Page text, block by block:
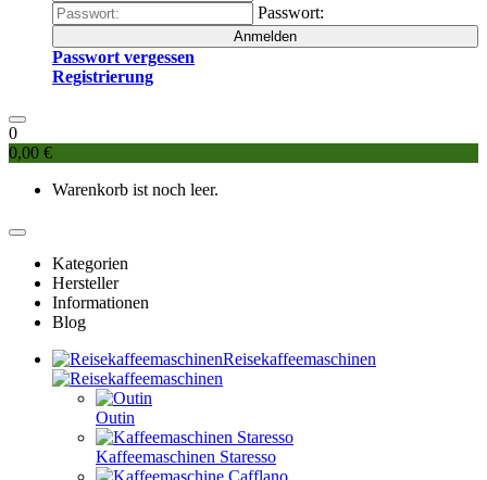
Passwort:
Anmelden
Passwort vergessen
Registrierung
0
0,00 €
Warenkorb ist noch leer.
Kategorien
Hersteller
Informationen
Blog
Reisekaffeemaschinen
Outin
Kaffeemaschinen Staresso